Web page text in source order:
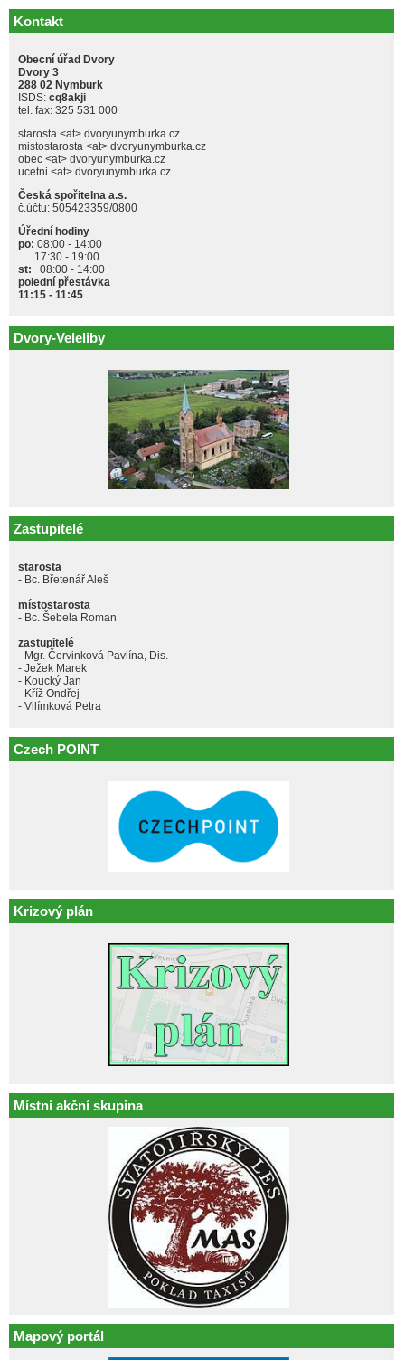
Kontakt
Obecní úřad Dvory
Dvory 3
288 02 Nymburk
ISDS: cq8akji
tel. fax: 325 531 000
starosta <at> dvoryunymburka.cz
mistostarosta <at> dvoryunymburka.cz
obec <at> dvoryunymburka.cz
ucetni <at> dvoryunymburka.cz
Česká spořitelna a.s.
č.účtu: 505423359/0800
Úřední hodiny
po: 08:00 - 14:00
17:30 - 19:00
st: 08:00 - 14:00
polední přestávka
11:15 - 11:45
Dvory-Veleliby
Zastupitelé
starosta
- Bc. Břetenář Aleš
místostarosta
- Bc. Šebela Roman
zastupitelé
- Mgr. Červinková Pavlína, Dis.
- Ježek Marek
- Koucký Jan
- Kříž Ondřej
- Vilímková Petra
Czech POINT
Krizový plán
Místní akční skupina
Mapový portál